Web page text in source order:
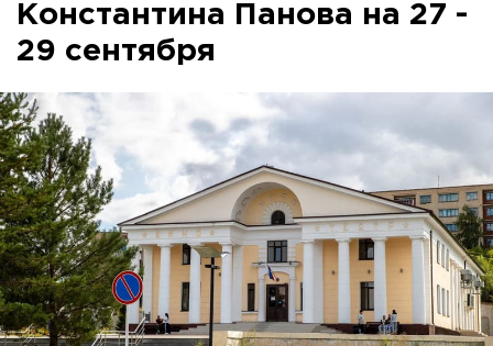
Константина Панова на 27 -
29 сентября